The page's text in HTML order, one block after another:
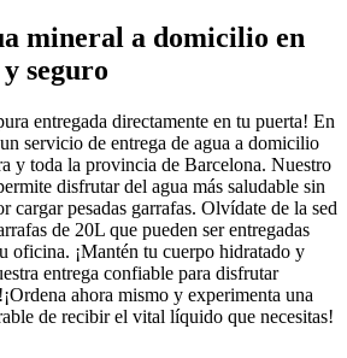
mineral a domicilio en
seguro
entregada directamente en tu puerta! En
servicio de entrega de agua a domicilio
y toda la provincia de Barcelona. Nuestro
disfrutar del agua más saludable sin
cargar pesadas garrafas. Olvídate de la sed
de 20L que pueden ser entregadas
oficina. ¡Mantén tu cuerpo hidratado y
entrega confiable para disfrutar
ahora mismo y experimenta una
de recibir el vital líquido que necesitas!